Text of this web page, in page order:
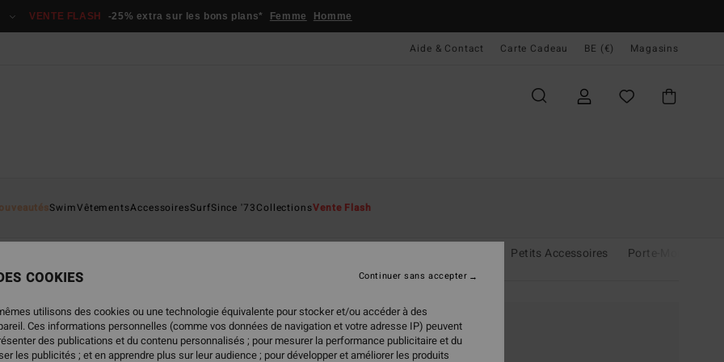
VENTE FLASH -25% extra sur les bons plans* Femme Homme
Aide & Contact Carte Cadeau BE (€) Magasins
SwimVêtementsAccessoiresSurfSince '73CollectionsVente Flash
Petits Accessoires Porte-Monnaie
seront bientôt de retour
COOKIES
utilisons des cookies ou une technologie équivalente pour stocker et/ou accéder à des
Ces informations personnelles (comme vos données de navigation et votre adresse IP) peuvent
des publications et du contenu personnalisés ; pour mesurer la performance publicitaire et du
les publicités ; et en apprendre plus sur leur audience ; pour développer et améliorer les produits
Continuer sans accepter